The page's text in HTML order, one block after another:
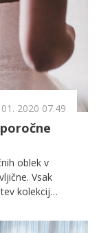
2020 07.49
oblek v
Vsak
kolekcij